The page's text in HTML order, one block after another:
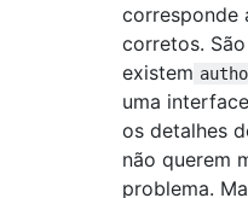
corresponde
corretos.
existem
uma
os detalhes
não querem
problema.